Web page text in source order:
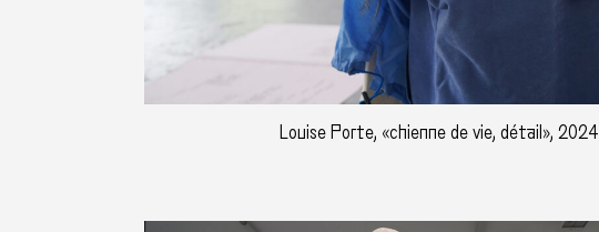
Louise Porte, «chienne de vie, détail», 2024